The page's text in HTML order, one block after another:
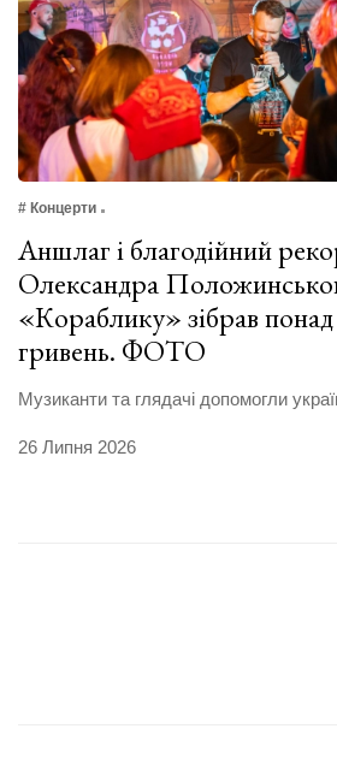
# Концерти
Аншлаг і благодійний
Олександра
«Кораблику» зібрав понад
гривень. ФОТО
Музиканти та глядачі допомогли
26 Липня 2026